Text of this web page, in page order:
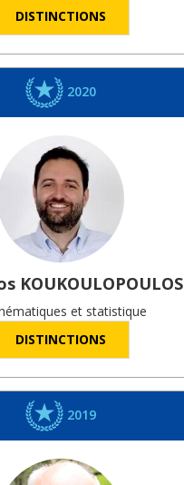
DISTINCTIONS
2020
KOUKOULOPOULOS
et statistique
DISTINCTIONS
2019